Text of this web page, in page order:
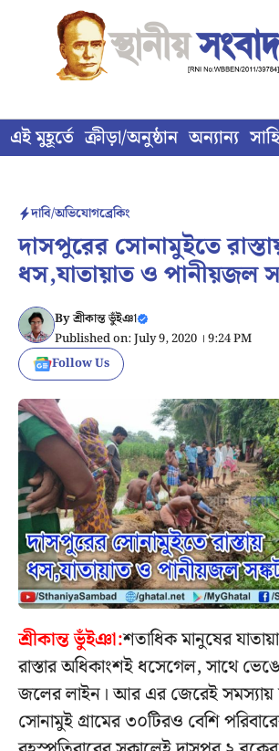
content
এই মুহূর্তে ক্রীড়া/অনুষ্ঠান অন্যান্য
দাবি/অভিযোগব্রেকিং
দাসপুরের সোনামুইতে
ধস,যাতায়াত ও পানীয়জল
Byশ্রীকান্ত ভুঁইঞা
Published on: July 9, 2020 । 9:24 PM
Follow Us
শ্রীকান্ত ভুঁইঞা:শতাধিক মানুষের
রাস্তার অধিকাংশই ধসেগেল, সাথে
জলের লাইন। আর এর জেরেই সমস্যায়
সোনামুই গ্রামের ৩০টিরও বেশি